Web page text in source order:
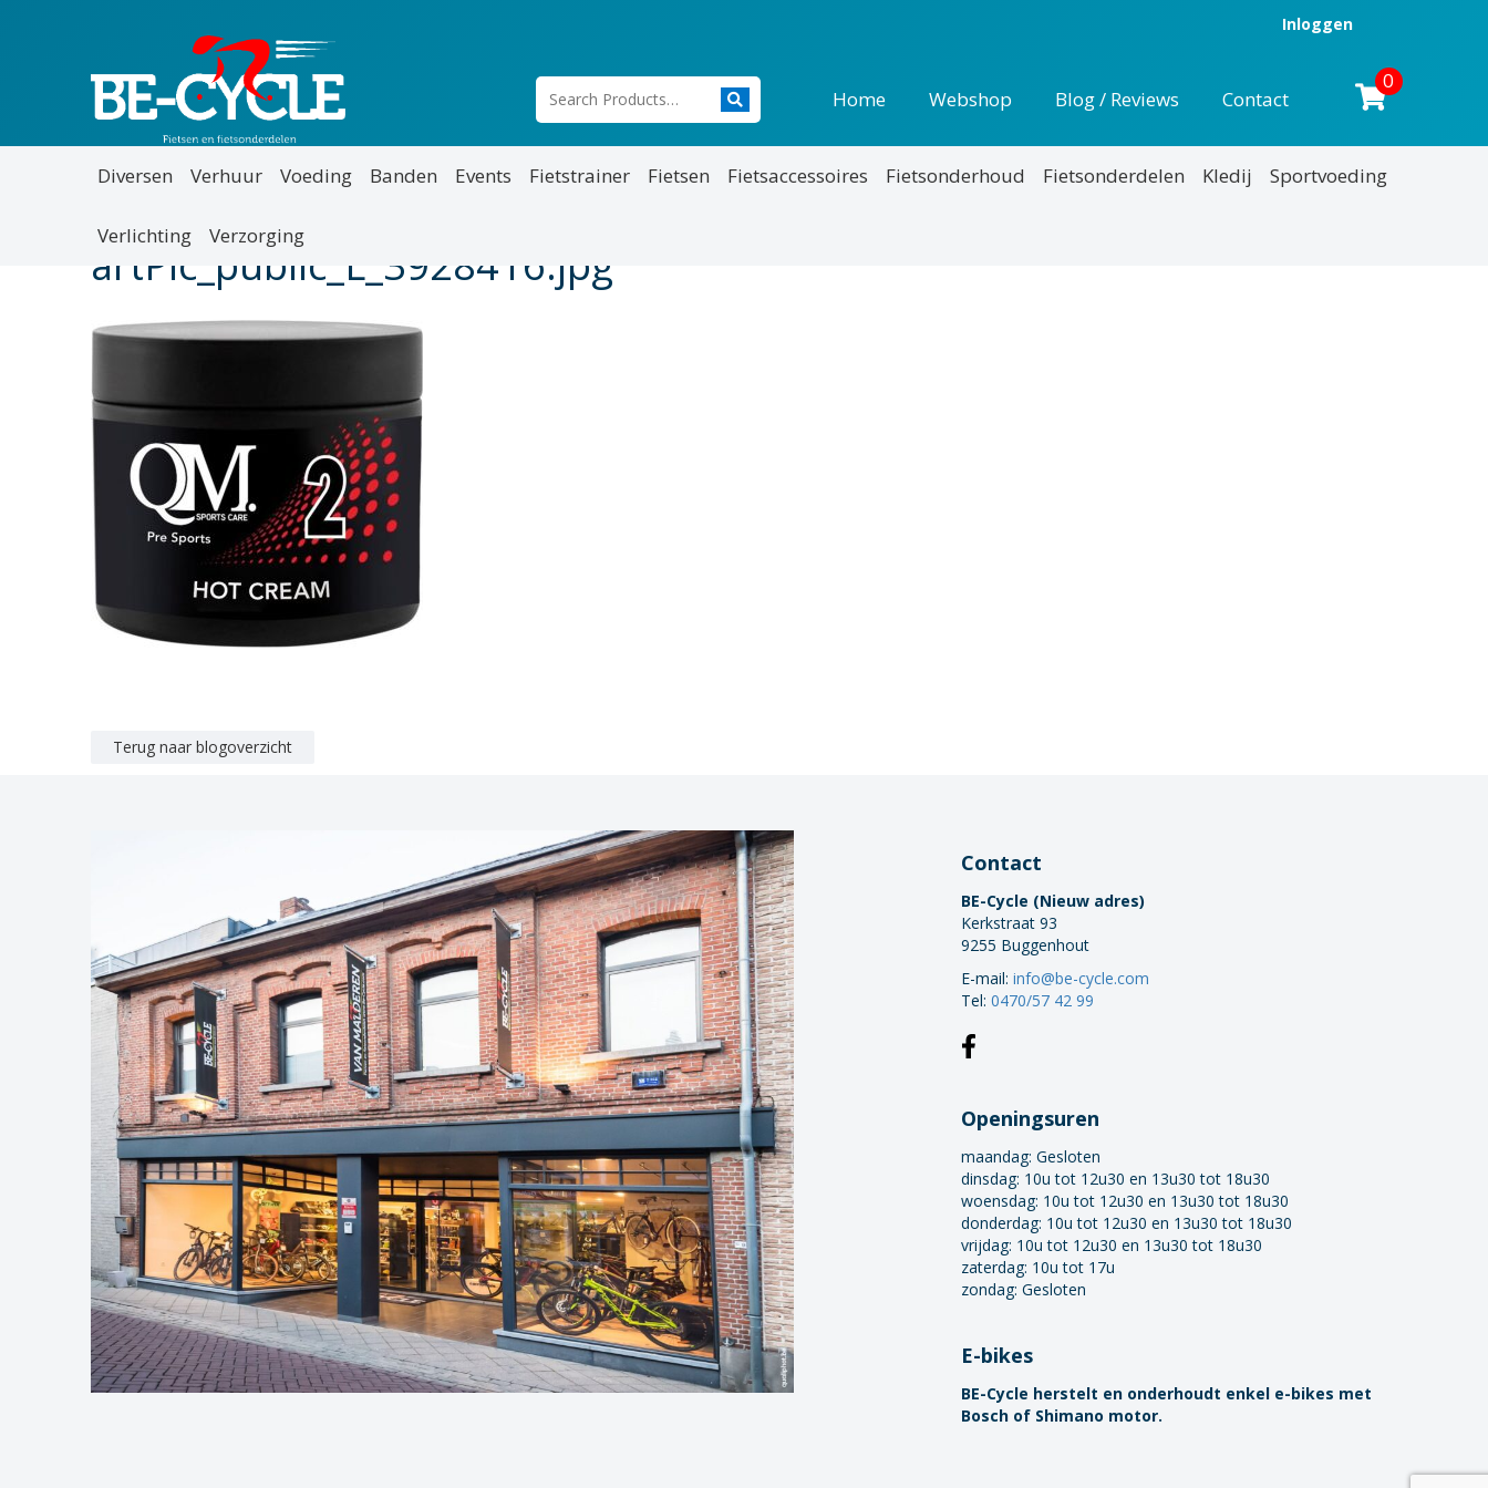
Inloggen
Home Webshop Blog / Reviews Contact
0
Diversen Verhuur Voeding Banden Events Fietstrainer Fietsen Fietsaccessoires Fietsonderhoud Fietsonderdelen Kledij Sportvoeding
Verlichting Verzorging
artPic_public_L_3928416.jpg
Terug naar blogoverzicht
Contact
BE-Cycle (Nieuw adres)
Kerkstraat 93
9255 Buggenhout
E-mail:info@be-cycle.com
Tel:0470/57 42 99
Openingsuren
maandag:Gesloten
dinsdag: 10u tot 12u30 en 13u30 tot 18u30
woensdag: 10u tot 12u30 en 13u30 tot 18u30
donderdag: 10u tot 12u30 en 13u30 tot 18u30
vrijdag: 10u tot 12u30 en 13u30 tot 18u30
zaterdag: 10u tot 17u
zondag: Gesloten
E-bikes
BE-Cycle herstelt en onderhoudt enkel e-bikes met
Bosch of Shimano motor.